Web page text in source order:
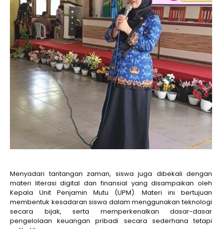
Menyadari tantangan zaman, siswa juga dibekali dengan
materi literasi digital dan finansial yang disampaikan oleh
Kepala Unit Penjamin Mutu (UPM). Materi ini bertujuan
membentuk kesadaran siswa dalam menggunakan teknologi
secara bijak, serta memperkenalkan dasar-dasar
pengelolaan keuangan pribadi secara sederhana tetapi